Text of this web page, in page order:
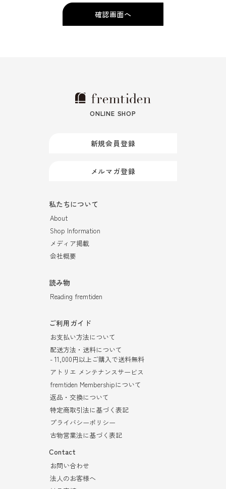
ONLINE SHOP
新規会員登録
メルマガ登録
私たちについて
About
Shop Information
メディア掲載
会社概要
読み物
Reading fremtiden
ご利用ガイド
お支払い方法について
配送方法・送料について
- 11,000円以上ご購入で送料無料
アトリエ メンテナンスサービス
fremtiden Membershipについて
返品・交換について
特定商取引法に基づく表記
プライバシーポリシー
古物営業法に基づく表記
Contact
お問い合わせ
法人のお客様へ